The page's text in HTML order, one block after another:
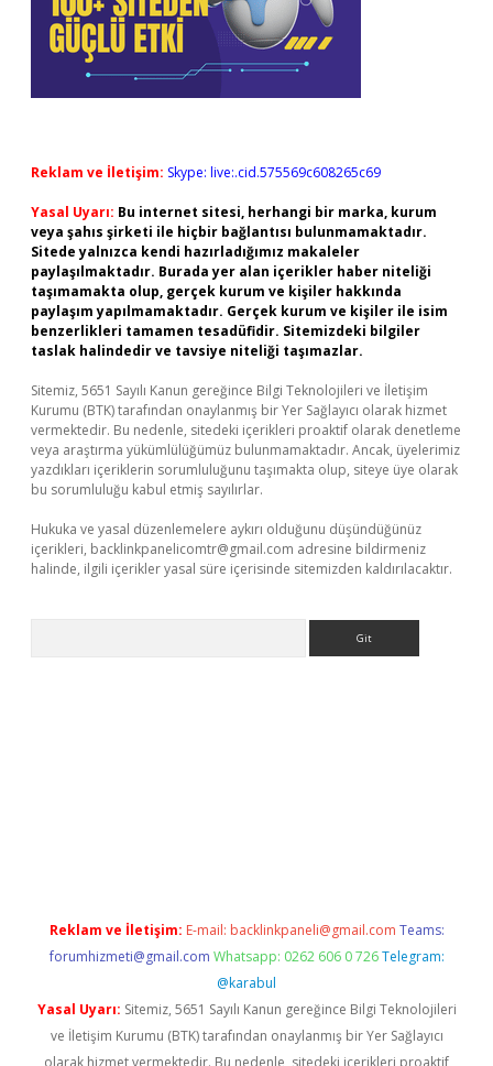
Reklam ve İletişim: Skype: live:.cid.575569c608265c69
Yasal Uyarı: Bu internet sitesi, herhangi bir marka, kurum
veya şahıs şirketi ile hiçbir bağlantısı bulunmamaktadır.
Sitede yalnızca kendi hazırladığımız makaleler
paylaşılmaktadır. Burada yer alan içerikler haber niteliği
taşımamakta olup, gerçek kurum ve kişiler hakkında
paylaşım yapılmamaktadır. Gerçek kurum ve kişiler ile isim
benzerlikleri tamamen tesadüfidir. Sitemizdeki bilgiler
taslak halindedir ve tavsiye niteliği taşımazlar.
Sitemiz, 5651 Sayılı Kanun gereğince Bilgi Teknolojileri ve İletişim
Kurumu (BTK) tarafından onaylanmış bir Yer Sağlayıcı olarak hizmet
vermektedir. Bu nedenle, sitedeki içerikleri proaktif olarak denetleme
veya araştırma yükümlülüğümüz bulunmamaktadır. Ancak, üyelerimiz
yazdıkları içeriklerin sorumluluğunu taşımakta olup, siteye üye olarak
bu sorumluluğu kabul etmiş sayılırlar.
Hukuka ve yasal düzenlemelere aykırı olduğunu düşündüğünüz
içerikleri, backlinkpanelicomtr@gmail.com adresine bildirmeniz
halinde, ilgili içerikler yasal süre içerisinde sitemizden kaldırılacaktır.
Reklam ve İletişim: E-mail: backlinkpaneli@gmail.com Teams:
forumhizmeti@gmail.com Whatsapp: 0262 606 0 726 Telegram:
@karabul
Yasal Uyarı: Sitemiz, 5651 Sayılı Kanun gereğince Bilgi Teknolojileri
ve İletişim Kurumu (BTK) tarafından onaylanmış bir Yer Sağlayıcı
olarak hizmet vermektedir. Bu nedenle, sitedeki içerikleri proaktif